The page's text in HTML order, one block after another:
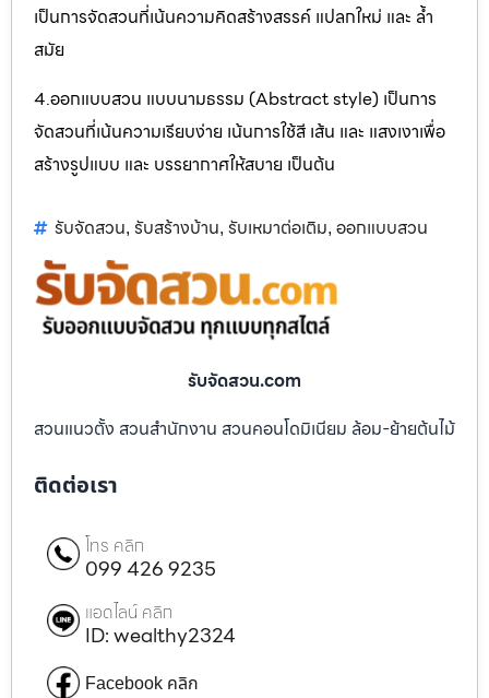
เป็นการจัดสวนที่เน้นความคิดสร้างสรรค์ แปลกใหม่ และ ล้ำ
สมัย
4.ออกแบบสวน แบบนามธรรม (Abstract style) เป็นการ
จัดสวนที่เน้นความเรียบง่าย เน้นการใช้สี เส้น และ แสงเงาเพื่อ
สร้างรูปแบบ และ บรรยากาศให้สบาย เป็นต้น
รับจัดสวน, รับสร้างบ้าน, รับเหมาต่อเติม, ออกแบบสวน
รับจัดสวน.com
สวนแนวตั้ง สวนสำนักงาน สวนคอนโดมิเนียม ล้อม-ย้ายต้นไม้
ติดต่อเรา
โทร คลิก
099 426 9235
แอดไลน์ คลิก
ID: wealthy2324
Facebook คลิก